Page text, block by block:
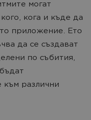
могат
кога и къде да
приложение. Ето
да се създават
по събития,
към различни